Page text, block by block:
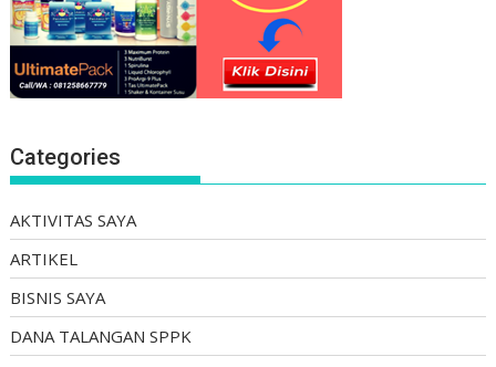
Categories
AKTIVITAS SAYA
ARTIKEL
BISNIS SAYA
DANA TALANGAN SPPK